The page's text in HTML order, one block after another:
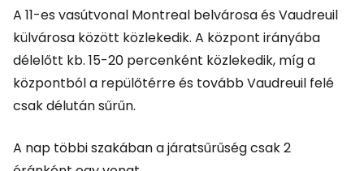
A 11-es vasútvonal Montreal belvárosa és Vaudreuil
külvárosa között közlekedik. A központ irányába
délelőtt kb. 15-20 percenként közlekedik, míg a
központból a repülőtérre és tovább Vaudreuil felé
csak délután sűrűn.
A nap többi szakában a járatsűrűség csak 2